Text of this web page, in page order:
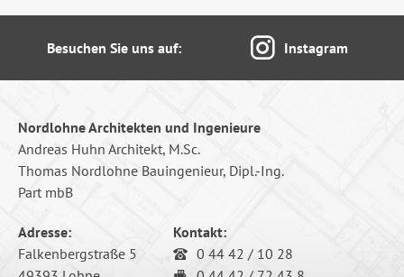
Besuchen Sie uns auf: Instagram
Nordlohne Architekten und Ingenieure
Andreas Huhn Architekt, M.Sc.
Thomas Nordlohne Bauingenieur, Dipl.-Ing.
Part mbB
Adresse:
Falkenbergstraße 5
Kontakt:
0 44 42 / 10 28